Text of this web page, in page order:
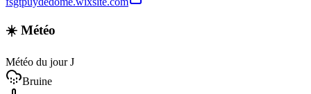
☀️ Météo
Météo du jour J
Bruine